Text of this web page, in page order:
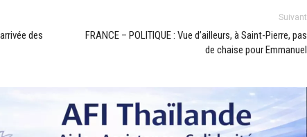
des
Suivant
FRANCE – POLITIQUE : Vue d’ailleurs, à Saint-Pierre, pas
de chaise pour Emmanuel